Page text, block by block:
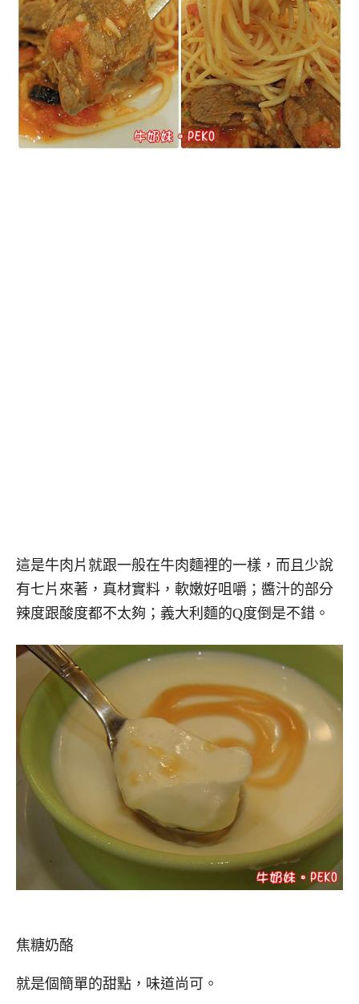
這是牛肉片就跟一般在牛肉麵裡的一樣，而且少說
有七片來著，真材實料，軟嫩好咀嚼；醬汁的部分
辣度跟酸度都不太夠；義大利麵的Q度倒是不錯。
焦糖奶酪
就是個簡單的甜點，味道尚可。